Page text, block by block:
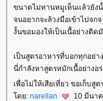
ขนาดไม่ทานหมูเห็นแล้วยัง
จนอยากจะล้วงมือเข้าไปจก
งั้นขอมองให้เป็นเนื้อย่างติด
เป็นสูตรอาหารที่บอกทุกอย่า
นี่กำลังหาสูตรหมักเนื้อย่างอ
เพื่อไม่ให้เสียเที่ยว ขอเก็บสู
ดย: narellan 10 มีนา